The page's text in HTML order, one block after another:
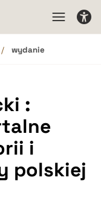
wydanie
:
i
polskiej